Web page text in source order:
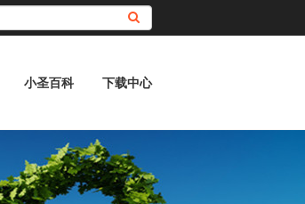
小圣百科 下载中心